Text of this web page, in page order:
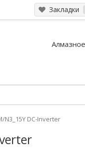
Закладки
N3_15Y DC-Inverter